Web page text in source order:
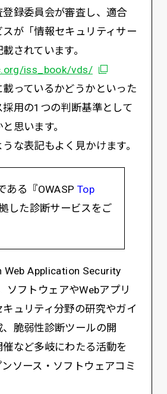
登録委員会が審査し、適合
スが「情報セキュリティサー
されています。
iss_book/vds/別ウィンドウで
っているかどうかといった
採用の1つの判断基準として
思います。
な表記もよく見かけます。
ある『OWASP Top
した診断サービスをご
Web Application Security
ソフトウェアやWebアプリ
ュリティ分野の研究やガイ
、脆弱性診断ツールの開
など多岐にわたる活動を
ンソース・ソフトウェアコミ